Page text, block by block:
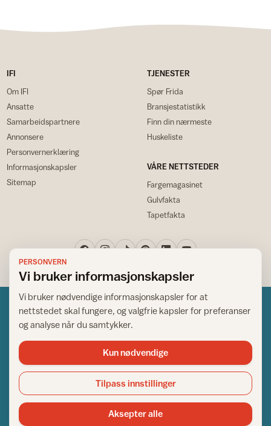
IFI
Om IFI
Ansatte
Samarbeidspartnere
Annonsere
Personvernerklæring
Informasjonskapsler
Sitemap
TJENESTER
Spør Frida
Bransjestatistikk
Finn din nærmeste
Huskeliste
VÅRE NETTSTEDER
Fargemagasinet
Gulvfakta
Tapetfakta
Norsk råd for hjem og bygg
Copyright © 1995-2026. All Rights Reserved.
Ansvarlig redaktør: Helge Bod Vangen
Utgiver: IFI - Norsk råd for hjem og bygg
PERSONVERN
Vi bruker informasjonskapsler
Vi bruker nødvendige informasjonskapsler for at
nettstedet skal fungere, og valgfrie kapsler for preferanser
og analyse når du samtykker.
Kun nødvendige
Tilpass innstillinger
Aksepter alle